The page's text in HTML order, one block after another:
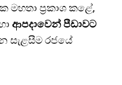
මහතා ප්‍රකාශ කළේ,
ආපදාවෙන් පීඩාවට
සැළසීම රජයේ